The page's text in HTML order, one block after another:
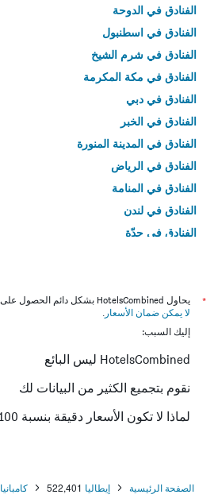
الفنادق في الدوحة
الفنادق في اسطنبول
الفنادق في شرم الشيخ
الفنادق في مكة المكرمة
الفنادق في دبي
الفنادق في الخبر
الفنادق في المدينة المنورة
الفنادق في الرياض
الفنادق في المنامة
الفنادق في لندن
الفنادق في جدّة
*
يحاول HotelsCombined بشكل دائم الحصول على الأسعار الدقيقة، ولكن
لا يمكن ضمان الأسعار .
إليك السبب:
HotelsCombined ليس البائع
نقوم بتجميع الكثير من البيانات لك
لماذا لا تكون الأسعار دقيقة بنسبة 100٪؟
الصفحة الرئيسية إيطاليا 522,401 كامبانيا